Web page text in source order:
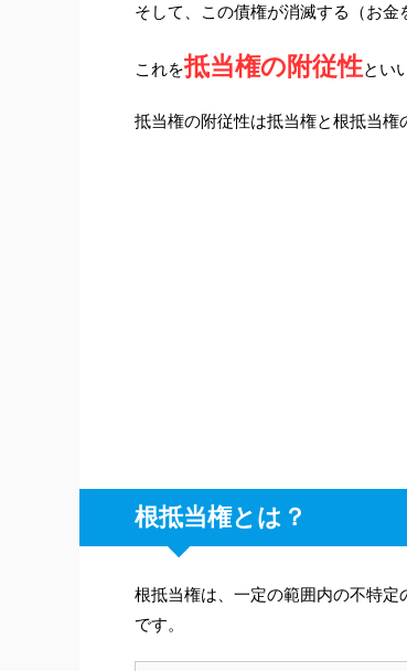
そして、この債権が消滅する（お金
これを抵当権の附従性とい
抵当権の附従性は抵当権と根抵当権
根抵当権とは？
根抵当権は、一定の範囲内の不特
です。